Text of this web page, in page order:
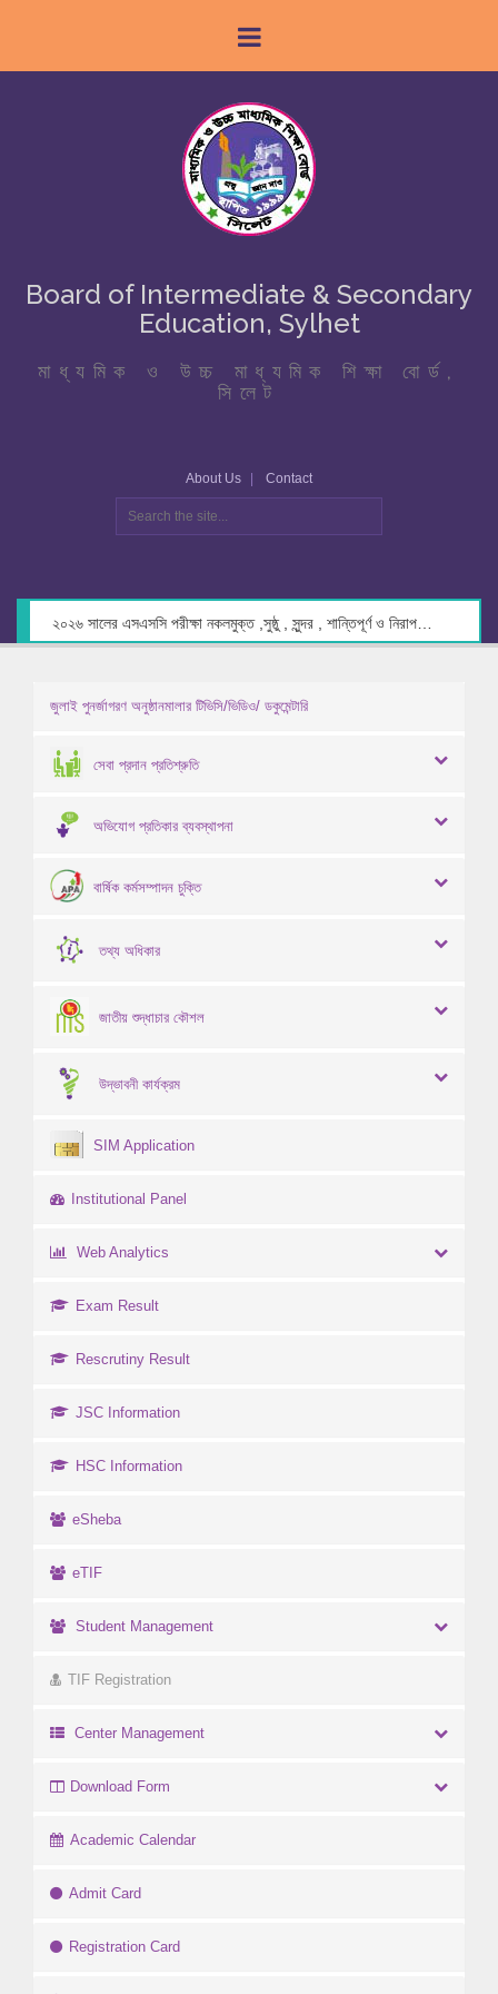
Board of Intermediate & Secondary
Education, Sylhet
মাধ্যমিক ও উচ্চ মাধ্যমিক শিক্ষা বোর্ড,
সিলেট
About Us Contact
জুলাই পুনর্জাগরণ অনুষ্ঠানমালার টিভিসি/ভিডিও/ ডকুমেন্টারি
সেবা প্রদান প্রতিশ্রুতি
অভিযোগ প্রতিকার ব্যবস্থাপনা
বার্ষিক কর্মসম্পাদন চুক্তি
তথ্য অধিকার
জাতীয় শুদ্ধাচার কৌশল
উদ্ভাবনী কার্যক্রম
SIM Application
Institutional Panel
Web Analytics
Exam Result
Rescrutiny Result
JSC Information
HSC Information
eSheba
eTIF
Student Management
TIF Registration
Center Management
Download Form
Academic Calendar
Admit Card
Registration Card